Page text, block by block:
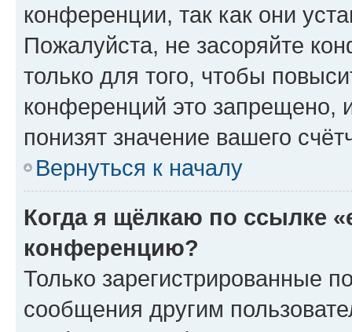
конференции, так как они
Пожалуйста, не засоряйте
только для того, чтобы
конференций это запрещено,
понизят значение вашего
Вернуться к началу
Когда я щёлкаю по ссылке
конференцию?
Только зарегистрированные
сообщения другим